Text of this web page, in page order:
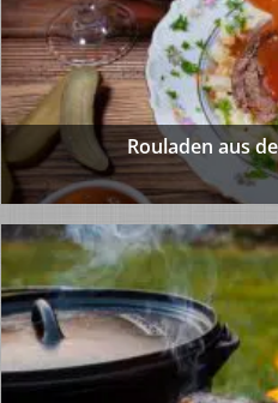
Rouladen aus